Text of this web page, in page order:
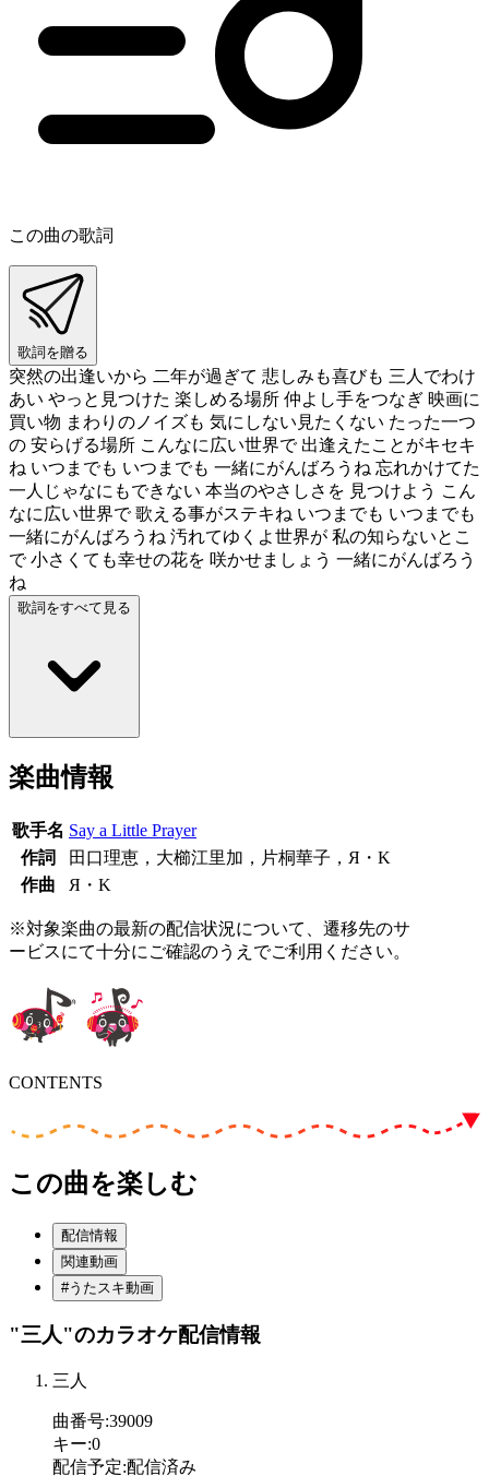
この曲の歌詞
歌詞を贈る
突然の出逢いから 二年が過ぎて 悲しみも喜びも 三人でわけ
あい やっと見つけた 楽しめる場所 仲よし手をつなぎ 映画に
買い物 まわりのノイズも 気にしない見たくない たった一つ
の 安らげる場所 こんなに広い世界で 出逢えたことがキセキ
ね いつまでも いつまでも 一緒にがんばろうね 忘れかけてた
一人じゃなにもできない 本当のやさしさを 見つけよう こん
なに広い世界で 歌える事がステキね いつまでも いつまでも
一緒にがんばろうね 汚れてゆくよ世界が 私の知らないとこ
で 小さくても幸せの花を 咲かせましょう 一緒にがんばろう
ね
歌詞をすべて見る
楽曲情報
歌手名 Say a Little Prayer
作詞
田口理恵，大櫛江里加，片桐華子，Я・K
作曲
Я・K
※対象楽曲の最新の配信状況について、遷移先のサ
ービスにて十分にご確認のうえでご利用ください。
CONTENTS
この曲を楽しむ
配信情報
関連動画
#うたスキ動画
"三人"のカラオケ配信情報
三人
曲番号:39009
キー:0
配信予定:配信済み